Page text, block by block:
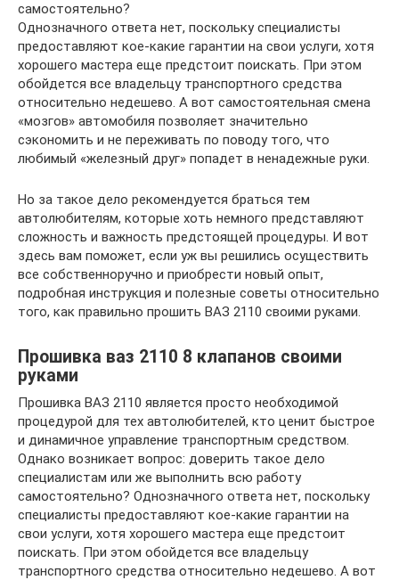
самостоятельно?
Однозначного ответа нет, поскольку специалисты
предоставляют кое-какие гарантии на свои услуги, хотя
хорошего мастера еще предстоит поискать. При этом
обойдется все владельцу транспортного средства
относительно недешево. А вот самостоятельная смена
«мозгов» автомобиля позволяет значительно
сэкономить и не переживать по поводу того, что
любимый «железный друг» попадет в ненадежные руки.
Но за такое дело рекомендуется браться тем
автолюбителям, которые хоть немного представляют
сложность и важность предстоящей процедуры. И вот
здесь вам поможет, если уж вы решились осуществить
все собственноручно и приобрести новый опыт,
подробная инструкция и полезные советы относительно
того, как правильно прошить ВАЗ 2110 своими руками.
Прошивка ваз 2110 8 клапанов своими
руками
Прошивка ВАЗ 2110 является просто необходимой
процедурой для тех автолюбителей, кто ценит быстрое
и динамичное управление транспортным средством.
Однако возникает вопрос: доверить такое дело
специалистам или же выполнить всю работу
самостоятельно? Однозначного ответа нет, поскольку
специалисты предоставляют кое-какие гарантии на
свои услуги, хотя хорошего мастера еще предстоит
поискать. При этом обойдется все владельцу
транспортного средства относительно недешево. А вот